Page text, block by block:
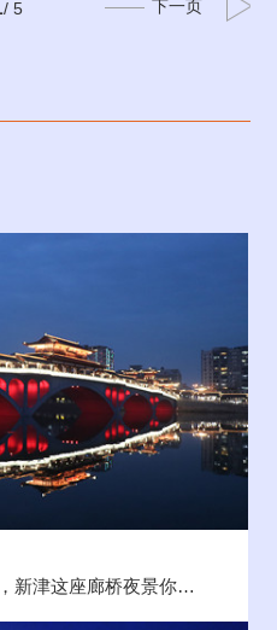
下一页
/ 5
昔日彩虹桥，如今网红桥，新津这座廊桥夜景你去打卡了吗？